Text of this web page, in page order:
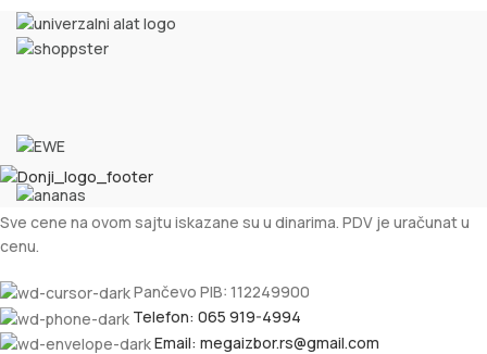
Sve cene na ovom sajtu iskazane su u dinarima. PDV je uračunat u
cenu.
Pančevo PIB: 112249900
Telefon: 065 919-4994
Email: megaizbor.rs@gmail.com